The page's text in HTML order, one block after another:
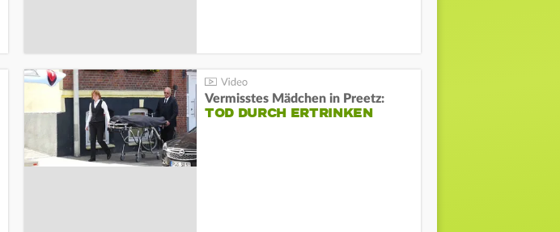
Vermisstes Mädchen in Preetz:
TOD DURCH ERTRINKEN